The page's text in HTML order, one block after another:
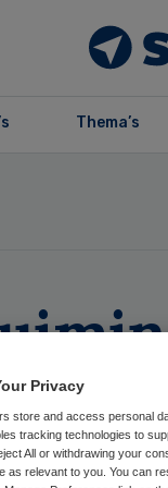
Thema’s
Privacy
store and access personal
tracking technologies to
All or withdrawing your
as relevant to you. You can